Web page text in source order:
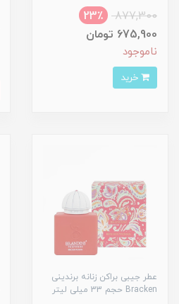
877,300
23٪
675,900 تومان
ناموجود
عطر جیبی براکن زنانه برندینی
Bracken حجم 33 میلی لیتر